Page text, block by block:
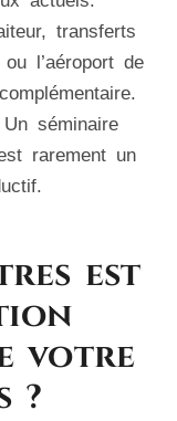
transferts
l’aéroport de
Un séminaire
rarement un
est
votre
?